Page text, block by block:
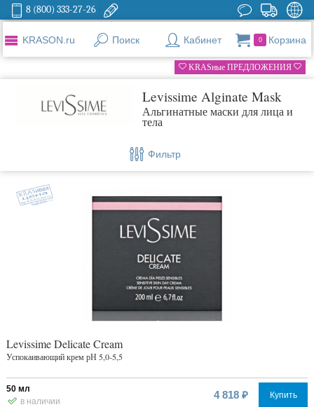
8 (800) 333-27-26
KRASON.ru Поиск Кабинет 0 Корзина
KRASные ПРЕДЛОЖЕНИЯ
Levissime Alginate Mask
Альгинатные маски для лица и
тела
Фильтр
Levissime Delicate Cream
Успокаивающий крем рН 5,0-5,5
50 мл
в наличии
4 818 ₽ Купить